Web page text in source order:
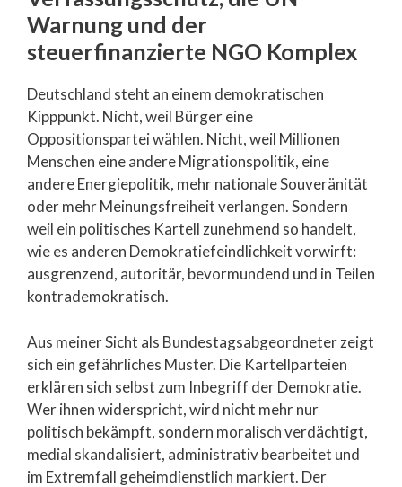
Warnung und der
steuerfinanzierte NGO Komplex
Deutschland steht an einem demokratischen
Kipppunkt. Nicht, weil Bürger eine
Oppositionspartei wählen. Nicht, weil Millionen
Menschen eine andere Migrationspolitik, eine
andere Energiepolitik, mehr nationale Souveränität
oder mehr Meinungsfreiheit verlangen. Sondern
weil ein politisches Kartell zunehmend so handelt,
wie es anderen Demokratiefeindlichkeit vorwirft:
ausgrenzend, autoritär, bevormundend und in Teilen
kontrademokratisch.
Aus meiner Sicht als Bundestagsabgeordneter zeigt
sich ein gefährliches Muster. Die Kartellparteien
erklären sich selbst zum Inbegriff der Demokratie.
Wer ihnen widerspricht, wird nicht mehr nur
politisch bekämpft, sondern moralisch verdächtigt,
medial skandalisiert, administrativ bearbeitet und
im Extremfall geheimdienstlich markiert. Der